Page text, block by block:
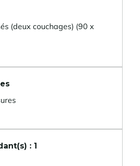
(deux couchages) (90 x
: 1